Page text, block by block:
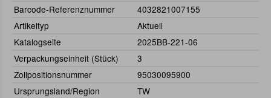
Barcode-Referenznummer
4032821007155
Artikeltyp
Aktuell
Katalogseite
2025BB-221-06
Verpackungseinheit (Stück)
3
Zollpositionsnummer
95030095900
Ursprungsland/Region
TW